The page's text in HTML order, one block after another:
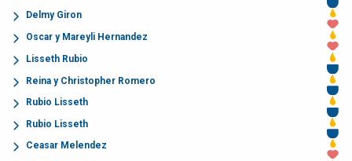
Delmy Giron
Oscar y Mareyli Hernandez
Lisseth Rubio
Reina y Christopher Romero
Rubio Lisseth
Rubio Lisseth
Ceasar Melendez